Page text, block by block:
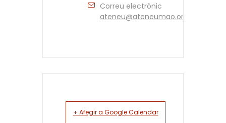
Correu electrònic
ateneu@ateneumao.org
+ Afegir a Google Calendar